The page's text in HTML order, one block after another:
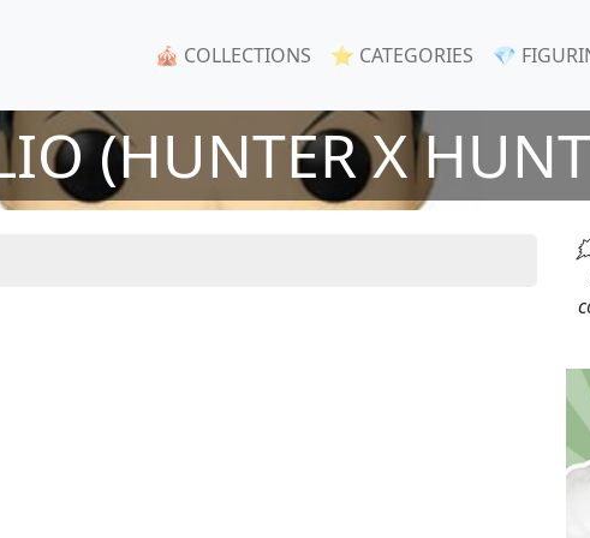
🎪 COLLECTIONS ⭐ CATEGORIES 💎
(HUNTER X